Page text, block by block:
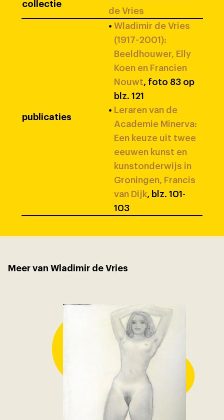
collectie
de Vries
publicaties
• Wladimir de Vries
(1917-2001):
Beeldhouwer, Elly
Koen en Francien
Nouwt, foto 83 op
blz. 121
• Leraren van de
Academie Minerva:
Een keuze uit twee
eeuwen kunst en
kunstonderwijs in
Groningen, Francis
van Dijk, blz. 101-
103
Meer van Wladimir de Vries